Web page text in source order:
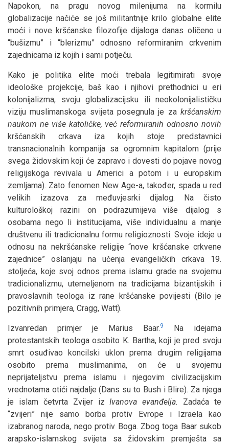
Napokon, na pragu novog milenijuma na kormilu
globalizacije načiće se još militantnije krilo globalne elite
moći i nove kršćanske filozofije dijaloga danas oličeno u
“bušizmu” i “blerizmu” odnosno reformiranim crkvenim
zajednicama iz kojih i sami potječu.
Kako je politika elite moći trebala legitimirati svoje
ideološke projekcije, baš kao i njihovi prethodnici u eri
kolonijalizma, svoju globalizacijsku ili neokolonijalističku
viziju muslimanskoga svijeta posegnula je za kršćanskim
naukom ne više katoličke, već reformiranih odnosno novih
kršćanskih crkava iza kojih stoje predstavnici
transnacionalnih kompanija sa ogromnim kapitalom (prije
svega židovskim koji će zapravo i dovesti do pojave novog
religijskoga revivala u Americi a potom i u europskim
zemljama). Zato fenomen New Age-a, također, spada u red
velikih izazova za međuvjesrki dijalog. Na čisto
kulturološkoj razini on podrazumijeva više dijalog s
osobama nego li institucijama, više individualnu a manje
društvenu ili tradicionalnu formu religioznosti. Svoje ideje u
odnosu na nekršćanske religije “nove kršćanske crkvene
zajednice” oslanjaju na učenja evangeličkih crkava 19.
stoljeća, koje svoj odnos prema islamu grade na svojemu
tradicionalizmu, utemeljenom na tradicijama bizantijskih i
pravoslavnih teologa iz rane kršćanske povijesti (Bilo je
pozitivnih primjera, Cragg, Watt).
Izvanredan primjer je Marius Baar.9
Na idejama
protestantskih teologa osobito K. Bartha, koji je pred svoju
smrt osuđivao koncilski uklon prema drugim religijama
osobito prema muslimanima, on će u svojemu
neprijateljstvu prema islamu i njegovim civilizacijskim
vrednotama otići najdalje (Dans su to Bush i Blire). Za njega
je islam četvrta Zvijer izIvanova evanđelja.
Zadaća te
“zvijeri” nije samo borba protiv Evrope i Izraela kao
izabranog naroda, nego protiv Boga. Zbog toga Baar sukob
arapsko-islamskog svijeta sa židovskim premješta sa